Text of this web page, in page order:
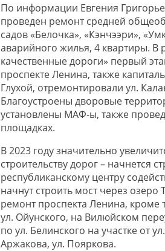
По информации Евгения
проведен ремонт средней
садов «Белочка», «Кэнчээри»,
аварийного жилья, 4 квартиры. В
качественные дороги» первый
проспекте Ленина, также
Глухой, отремонтировали ул.
Благоустроены дворовые
установлены МАФ-ы, также
площадках.
В 2023 году значительно
строительству дорог – начнется
республиканскому центру
начнут строить мост через
ремонт проспекта Ленина, кроме
ул. Ойунского, на Вилюйском
по ул. Белинского на участке от
Аржакова, ул. Пояркова.